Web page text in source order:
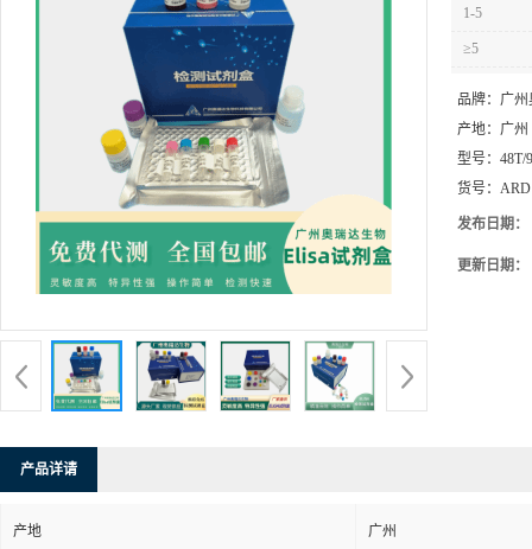
1-5
≥5
品牌： 广州
产地： 广州
型号： 48T/
货号：
发布日期：
更新日期：
产品详请
产地 广州